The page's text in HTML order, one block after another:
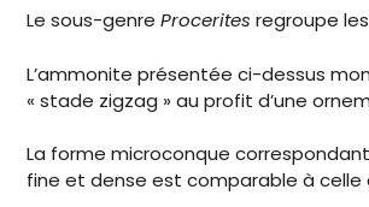
Le sous-genre Procerites regroupe
L’ammonite présentée ci-dessus
« stade zigzag » au profit d’une
La forme microconque
fine et dense est comparable à celle